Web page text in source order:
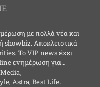
με πολλά νέα και
showbiz. Αποκλειστικά
Το VIP news έχει
ενημέρωση για…
Astra, Best Life.